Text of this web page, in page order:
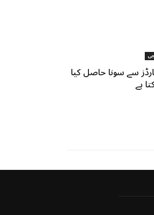
سے سونا حاصل کیا
ہے